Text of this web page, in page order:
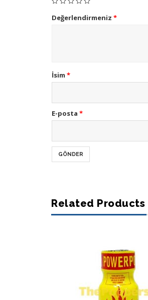
Değerlendirmeniz *
İsim *
E-posta *
Related Products